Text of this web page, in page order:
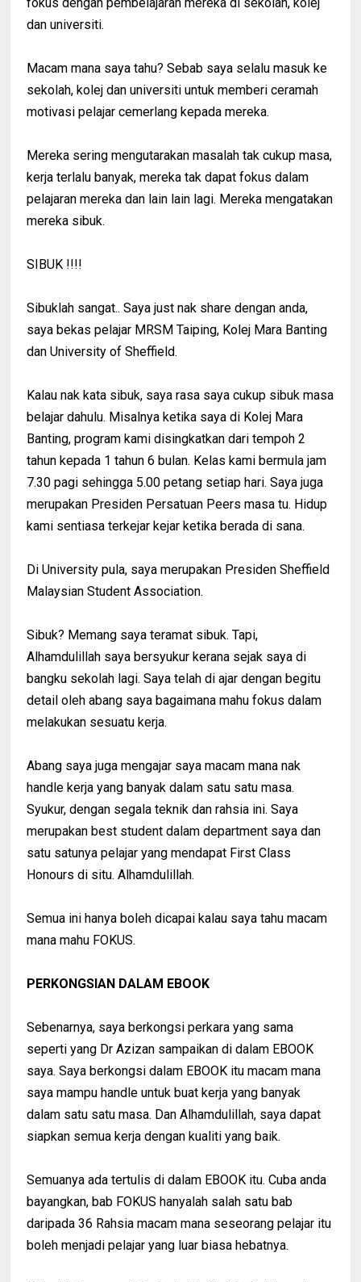
dan universiti.
Macam mana saya tahu? Sebab saya selalu masuk ke
sekolah, kolej dan universiti untuk memberi ceramah
motivasi pelajar cemerlang kepada mereka.
Mereka sering mengutarakan masalah tak cukup masa,
kerja terlalu banyak, mereka tak dapat fokus dalam
pelajaran mereka dan lain lain lagi. Mereka mengatakan
mereka sibuk.
SIBUK !!!!
Sibuklah sangat.. Saya just nak share dengan anda,
saya bekas pelajar MRSM Taiping, Kolej Mara Banting
dan University of Sheffield.
Kalau nak kata sibuk, saya rasa saya cukup sibuk masa
belajar dahulu. Misalnya ketika saya di Kolej Mara
Banting, program kami disingkatkan dari tempoh 2
tahun kepada 1 tahun 6 bulan. Kelas kami bermula jam
7.30 pagi sehingga 5.00 petang setiap hari. Saya juga
merupakan Presiden Persatuan Peers masa tu. Hidup
kami sentiasa terkejar kejar ketika berada di sana.
Di University pula, saya merupakan Presiden Sheffield
Malaysian Student Association.
Sibuk? Memang saya teramat sibuk. Tapi,
Alhamdulillah saya bersyukur kerana sejak saya di
bangku sekolah lagi. Saya telah di ajar dengan begitu
detail oleh abang saya bagaimana mahu fokus dalam
melakukan sesuatu kerja.
Abang saya juga mengajar saya macam mana nak
handle kerja yang banyak dalam satu satu masa.
Syukur, dengan segala teknik dan rahsia ini. Saya
merupakan best student dalam department saya dan
satu satunya pelajar yang mendapat First Class
Honours di situ. Alhamdulillah.
Semua ini hanya boleh dicapai kalau saya tahu macam
mana mahu FOKUS.
PERKONGSIAN DALAM EBOOK
Sebenarnya, saya berkongsi perkara yang sama
seperti yang Dr Azizan sampaikan di dalam EBOOK
saya. Saya berkongsi dalam EBOOK itu macam mana
saya mampu handle untuk buat kerja yang banyak
dalam satu satu masa. Dan Alhamdulillah, saya dapat
siapkan semua kerja dengan kualiti yang baik.
Semuanya ada tertulis di dalam EBOOK itu. Cuba anda
bayangkan, bab FOKUS hanyalah salah satu bab
daripada 36 Rahsia macam mana seseorang pelajar itu
boleh menjadi pelajar yang luar biasa hebatnya.